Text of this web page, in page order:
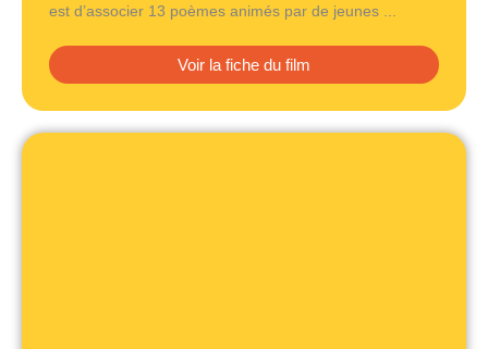
est d’associer 13 poèmes animés par de jeunes ...
Voir la fiche du film